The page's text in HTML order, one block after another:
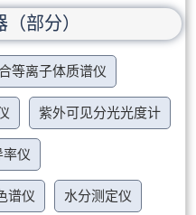
部分）
等离子体质谱仪
紫外可见分光光度计
率仪
谱仪 水分测定仪